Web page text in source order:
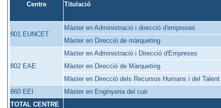
Centre Titulació
801 EUNCET
Màster en Administració i direcció d'empreses
Màster en Direcció de màrqueting
802 EAE
Màster en Administració i Direcció d'Empreses
Màster en Direcció de Màrqueting
Màster en Direcció dels Recursos Humans i del Talent
860 EEI
Màster en Enginyeria del cuir
TOTAL CENTRE